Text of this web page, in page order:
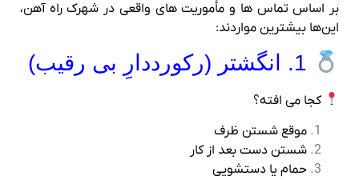
بر اساس تماس‌ ها و مأموریت‌ های واقعی در شهرک راه‌ آهن،
این‌ها بیشترین مواردند:
کجا می‌ افته؟
موقع شستن ظرف
شستن دست بعد از کار
حمام یا دستشویی